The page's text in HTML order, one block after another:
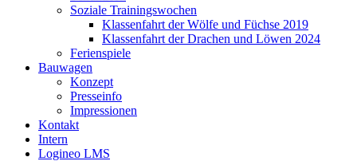
Soziale Trainingswochen
Klassenfahrt der Wölfe und Füchse 2019
Klassenfahrt der Drachen und Löwen 2024
Ferienspiele
Bauwagen
Konzept
Presseinfo
Impressionen
Kontakt
Intern
Logineo LMS